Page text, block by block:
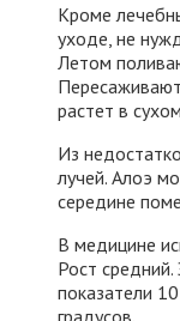
Кроме
уходе, не
Летом
растет в
Из
лучей. Алоэ
середине
В медицине
Рост
показатели
градусов.